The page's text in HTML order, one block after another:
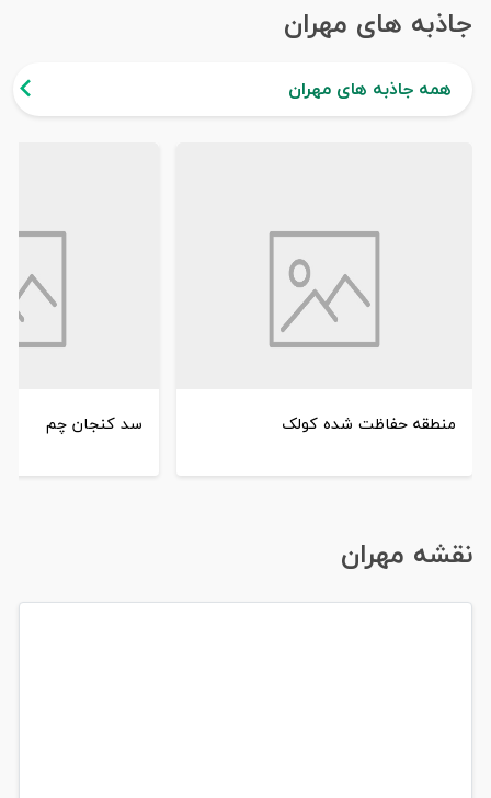
جاذبه های مهران
همه جاذبه های مهران
منطقه حفاظت شده کولک سد کنجان‌ چم
نقشه مهران